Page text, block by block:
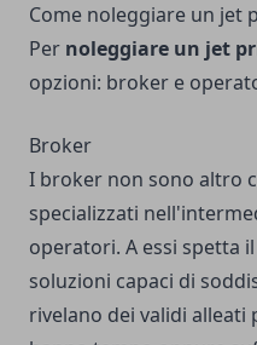
Come noleggiare un jet
Per noleggiare un jet
opzioni: broker e
Broker
I broker non sono altro
specializzati
operatori. A essi spetta
soluzioni capaci di
rivelano dei validi alleati